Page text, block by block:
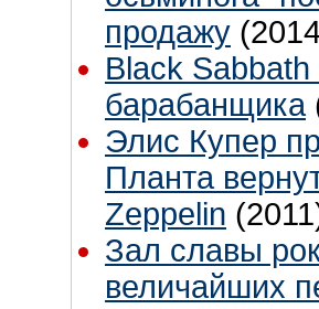
продажу
Black Sabbath
барабанщика
Элис Купер
Планта
Zeppelin
Зал славы
величайших